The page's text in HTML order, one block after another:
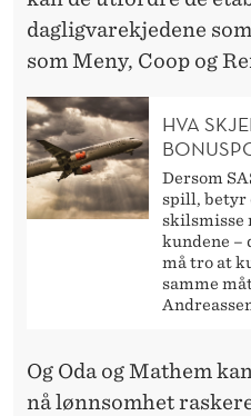
dagligvarekjedene
som Meny, Coop og
HVA
Dersom
spill, betyr
skilsmisse
kundene –
må tro at
samme
Og Oda og Mathem
nå lønnsomhet